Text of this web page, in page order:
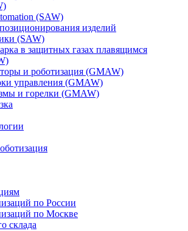
(SAW)
изделий
(SAW)
в защитных газах плавящимся
и роботизация (GMAW)
управления (GMAW)
и горелки (GMAW)
по России
по Москве
склада